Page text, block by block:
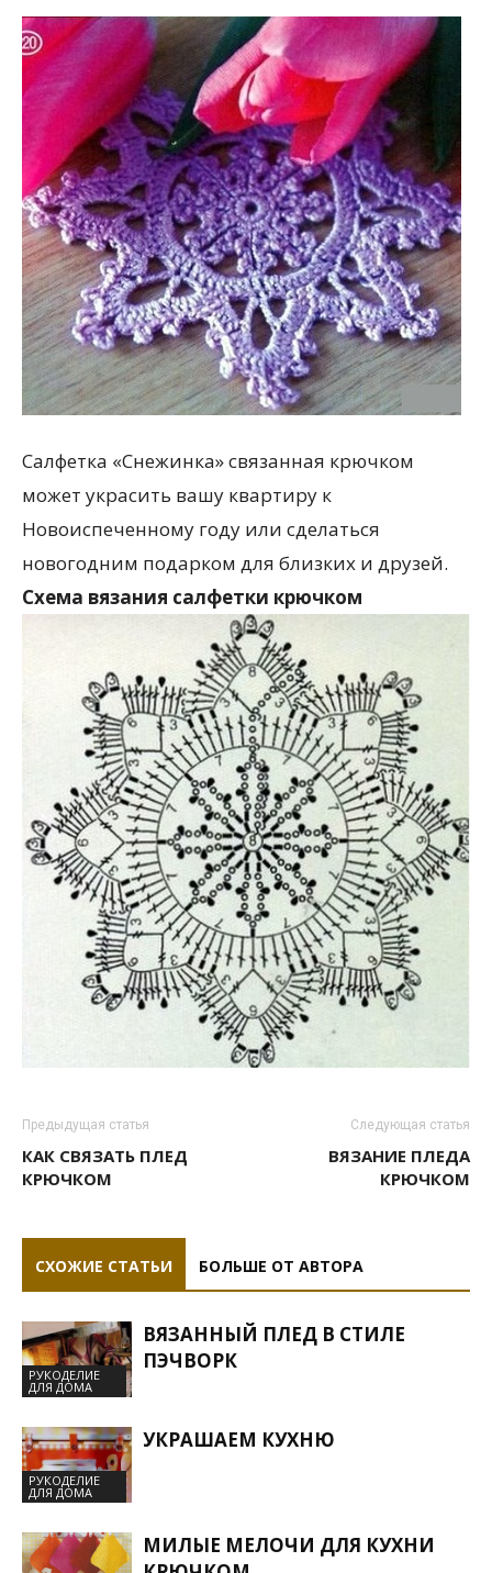
Салфетка «Снежинка» связанная крючком
может украсить вашу квартиру к
Новоиспеченному году или сделаться
новогодним подарком для близких и друзей.
Схема вязания салфетки крючком
Предыдущая статья
КАК СВЯЗАТЬ ПЛЕД
КРЮЧКОМ
Следующая статья
ВЯЗАНИЕ ПЛЕДА
КРЮЧКОМ
СХОЖИЕ СТАТЬИ БОЛЬШЕ ОТ АВТОРА
РУКОДЕЛИЕ
ДЛЯ ДОМА
ВЯЗАННЫЙ ПЛЕД В СТИЛЕ
ПЭЧВОРК
РУКОДЕЛИЕ
ДЛЯ ДОМА
УКРАШАЕМ КУХНЮ
МИЛЫЕ МЕЛОЧИ ДЛЯ КУХНИ